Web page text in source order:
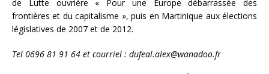
de Lutte ouvrière « Pour une Europe débarrassée des
frontières et du capitalisme », puis en Martinique aux élections
législatives de 2007 et de 2012.
Tel 0696 81 91 64 et courriel : dufeal.alex@wanadoo.fr